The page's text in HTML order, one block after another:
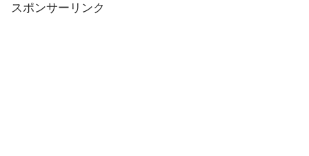
スポンサーリンク